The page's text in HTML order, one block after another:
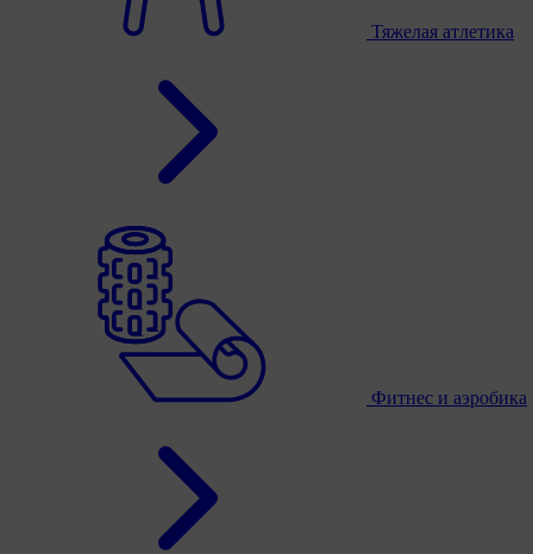
Тяжелая атлетика
Фитнес и аэробика